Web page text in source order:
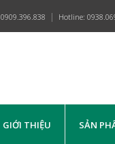
0909.396.838 Hotline:
GIỚI THIỆU SẢN